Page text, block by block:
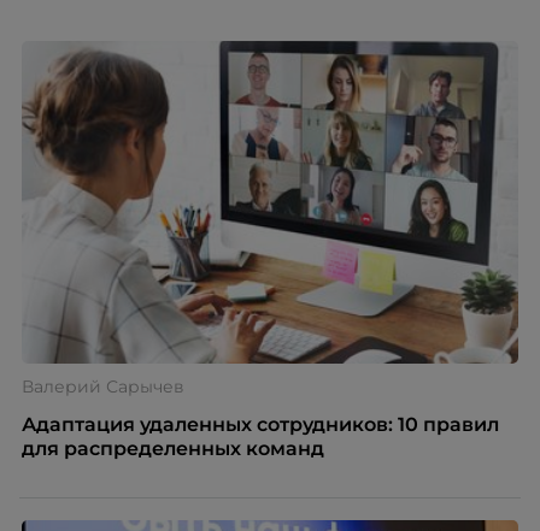
факте: данные говорят ровно обратное тому, что
подсказывает интуиция. Автор свежего выпуска
Марианна Симонян — HR Tech лидер, эксперт по
People Analytics, приглашённый лектор НИУ ВШЭ и
МИФИ, автор книги «Дао женской карьеры».
Валерий Сарычев
Адаптация удаленных сотрудников: 10 правил
для распределенных команд